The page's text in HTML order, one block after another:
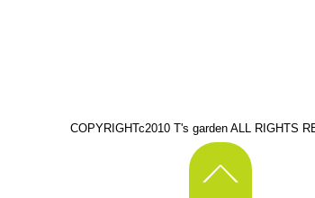
COPYRIGHTc2010 T's garden ALL RIGHTS